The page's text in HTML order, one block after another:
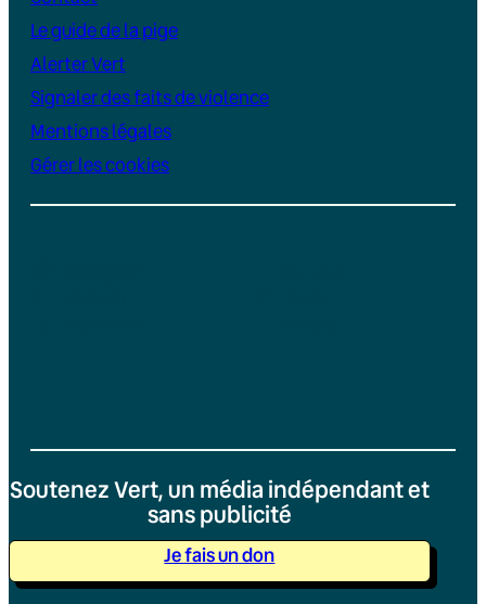
Le guide de la pige
Alerter Vert
Signaler des faits de violence
Mentions légales
Gérer les cookies
Soutenez Vert, un média indépendant et
sans publicité
Je fais un don